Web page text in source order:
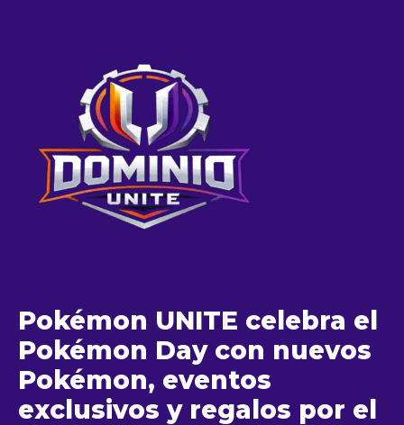
Pokémon UNITE celebra el
Pokémon Day con nuevos
Pokémon, eventos
exclusivos y regalos por el